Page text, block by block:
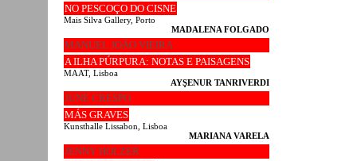
NO PESCOÇO DO CISNE
Mais Silva Gallery, Porto
MADALENA FOLGADO
MANUEL JOÃO VIEIRA
A ILHA PÚRPURA: NOTAS E PAISAGENS
MAAT, Lisboa
AYŞENUR TANRIVERDI
JUNE CRESPO
MÁS GRAVES
Kunsthalle Lissabon, Lisboa
MARIANA VARELA
JENNY HOLZER